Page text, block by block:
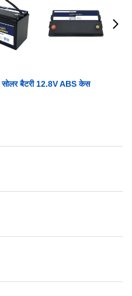
सोलर बैटरी 12.8V ABS केस